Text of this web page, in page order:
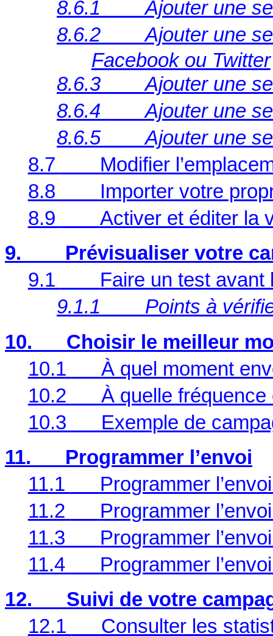
8.6.1
Ajouter une
8.6.2
Ajouter une
Facebook ou Twitter
8.6.3
Ajouter une
8.6.4
Ajouter une
8.6.5
Ajouter une
8.7
Modifier
8.8
Importer votre
8.9
Activer et éditer la
9.
Prévisualiser votre
9.1
Faire un test avant
9.1.1
Points à
10.
Choisir le meilleur
10.1
À quel moment
10.2
À quelle
10.3
Exemple de
11.
Programmer l’envoi
11.1
Programmer
11.2
Programmer
11.3
Programmer
11.4
Programmer
12.
Suivi de votre
12.1
Consulter les